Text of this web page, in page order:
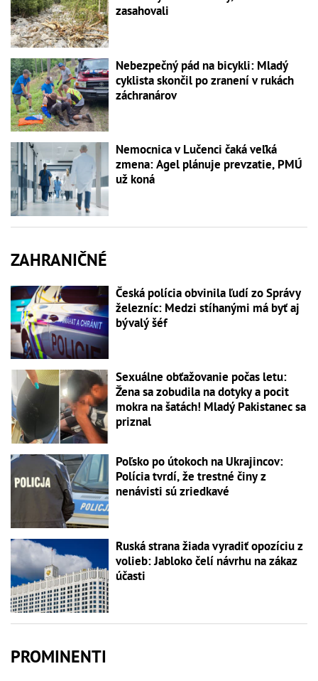
zasahovali
Nebezpečný pád na bicykli: Mladý
cyklista skončil po zranení v rukách
záchranárov
Nemocnica v Lučenci čaká veľká
zmena: Agel plánuje prevzatie, PMÚ
už koná
ZAHRANIČNÉ
Česká polícia obvinila ľudí zo Správy
železníc: Medzi stíhanými má byť aj
bývalý šéf
Sexuálne obťažovanie počas letu:
Žena sa zobudila na dotyky a pocit
mokra na šatách! Mladý Pakistanec sa
priznal
Poľsko po útokoch na Ukrajincov:
Polícia tvrdí, že trestné činy z
nenávisti sú zriedkavé
Ruská strana žiada vyradiť opozíciu z
volieb: Jabloko čelí návrhu na zákaz
účasti
PROMINENTI